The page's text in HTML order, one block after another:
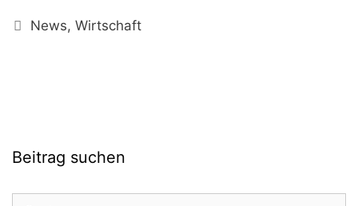
Kategorien
News,Wirtschaft
Beitrag suchen